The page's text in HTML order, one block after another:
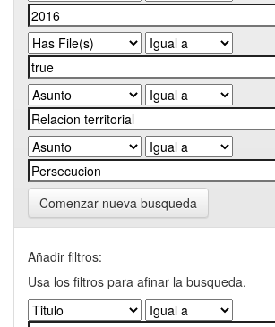
Comenzar nueva busqueda
Añadir filtros:
Usa los filtros para afinar la busqueda.